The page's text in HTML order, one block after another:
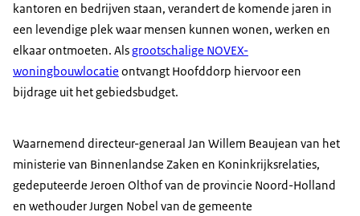
kantoren en bedrijven staan, verandert de komende jaren in
een levendige plek waar mensen kunnen wonen, werken en
elkaar ontmoeten. Alsgrootschalige NOVEX-
woningbouwlocatie ontvangt Hoofddorp hiervoor een
bijdrage uit het gebiedsbudget.
Waarnemend directeur-generaal Jan Willem Beaujean van het
ministerie van Binnenlandse Zaken en Koninkrijksrelaties,
gedeputeerde Jeroen Olthof van de provincie Noord-Holland
en wethouder Jurgen Nobel van de gemeente